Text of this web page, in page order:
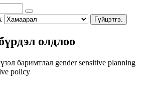
Гүйцэтгэ.
олдлоо
баримтлал gender sensitive planning
policy